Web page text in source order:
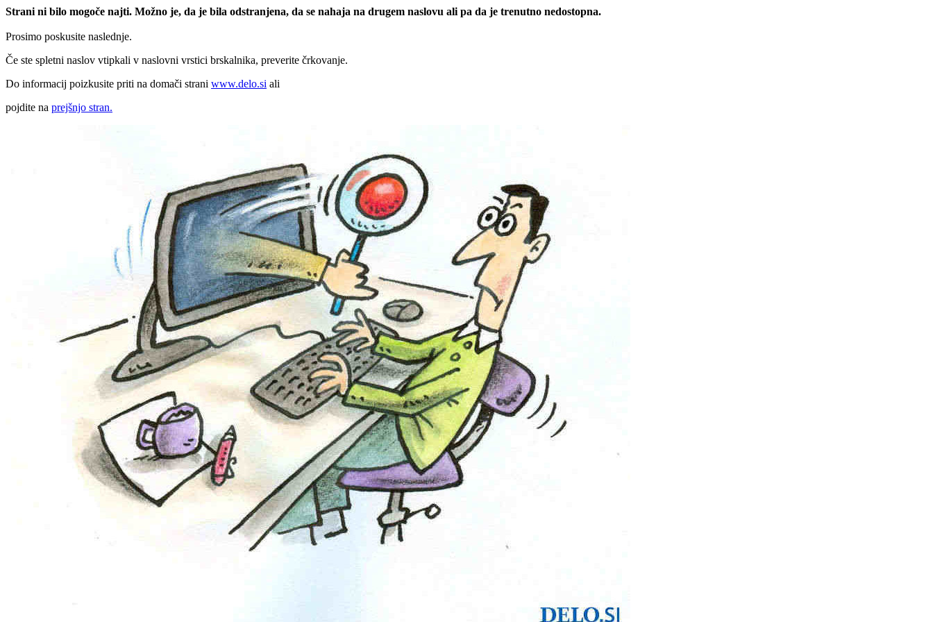
Strani ni bilo mogoče najti. Možno je, da je bila odstranjena, da se nahaja na drugem naslovu ali pa da je trenutno nedostopna.
Prosimo poskusite naslednje.
Če ste spletni naslov vtipkali v naslovni vrstici brskalnika, preverite črkovanje.
Do informacij poizkusite priti na domači strani www.delo.si ali
pojdite na prejšnjo stran.